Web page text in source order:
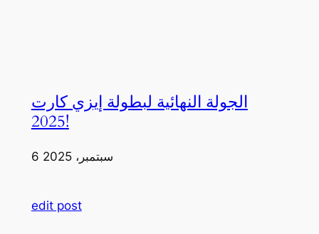
الجولة النهائية لبطولة إيزي كارت
2025!
6 سبتمبر، 2025
edit post